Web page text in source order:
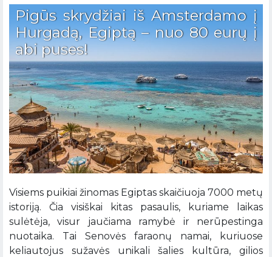
Pigūs skrydžiai iš Amsterdamo į
Hurgadą, Egiptą – nuo 80 eurų į
abi puses!
Visiems puikiai žinomas Egiptas skaičiuoja 7000 metų
istoriją. Čia visiškai kitas pasaulis, kuriame laikas
sulėtėja, visur jaučiama ramybė ir nerūpestinga
nuotaika. Tai Senovės faraonų namai, kuriuose
keliautojus sužavės unikali šalies kultūra, gilios